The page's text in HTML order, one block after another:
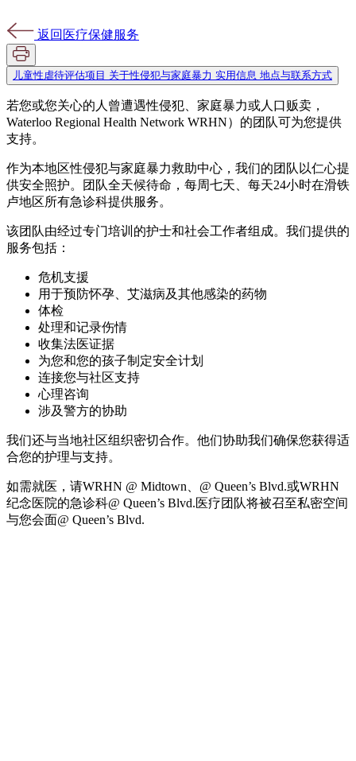
返回医疗保健服务
儿童性虐待评估项目 关于性侵犯与家庭暴力 实用信息 地点与联系方式
若您或您关心的人曾遭遇性侵犯、家庭暴力或人口贩卖，
Waterloo Regional Health Network WRHN）的团队可为您提供
支持。
作为本地区性侵犯与家庭暴力救助中心，我们的团队以仁心提
供安全照护。团队全天候待命，每周七天、每天24小时在滑铁
卢地区所有急诊科提供服务。
该团队由经过专门培训的护士和社会工作者组成。我们提供的
服务包括：
危机支援
用于预防怀孕、艾滋病及其他感染的药物
体检
处理和记录伤情
收集法医证据
为您和您的孩子制定安全计划
连接您与社区支持
心理咨询
涉及警方的协助
我们还与当地社区组织密切合作。他们协助我们确保您获得适
合您的护理与支持。
如需就医，请WRHN @ Midtown、@ Queen’s Blvd.或WRHN
纪念医院的急诊科@ Queen’s Blvd.医疗团队将被召至私密空间
与您会面@ Queen’s Blvd.